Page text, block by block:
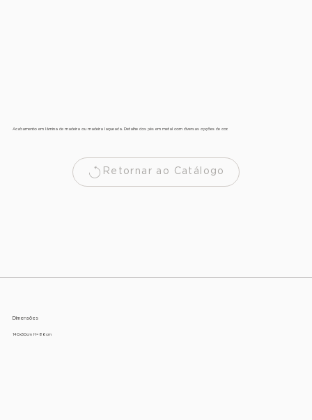
Acabamento em lâmina de madeira ou madeira laqueada. Detalhe dos pés em metal com diversas opções de cor.
Retornar ao Catálogo
Dimensões
140x50cm H=86cm